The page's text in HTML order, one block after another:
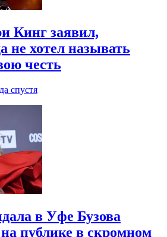
Кинг заявил,
не хотел называть
честь
спустя
в Уфе Бузова
публике в скромном